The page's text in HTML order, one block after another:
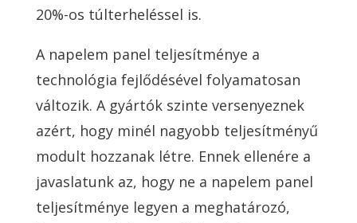
20%-os túlterheléssel is.
A napelem panel teljesítménye a
technológia fejlődésével folyamatosan
változik. A gyártók szinte versenyeznek
azért, hogy minél nagyobb teljesítményű
modult hozzanak létre. Ennek ellenére a
javaslatunk az, hogy ne a napelem panel
teljesítménye legyen a meghatározó,